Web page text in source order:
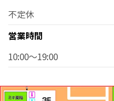
不定休
営業時間
10:00～19:00